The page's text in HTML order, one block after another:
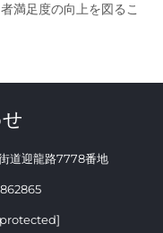
満足度の向上を図るこ
道迎龍路7778番地